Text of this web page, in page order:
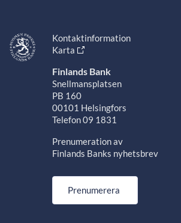
Kontaktinformation
Karta
Finlands Bank
Snellmansplatsen
PB 160
00101 Helsingfors
Telefon 09 1831
Prenumeration av
Finlands Banks nyhetsbrev
Prenumerera